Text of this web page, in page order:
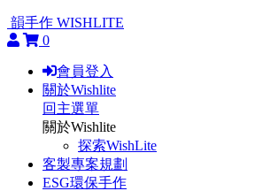
韻手作 WISHLITE
0
會員登入
關於Wishlite
回主選單
關於Wishlite
探索WishLite
客製專案規劃
ESG環保手作